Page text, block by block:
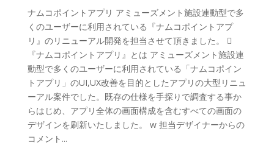
ナムコポイントアプリ アミューズメント施設連動型で多
くのユーザーに利用されている『ナムコポイントアプ
リ』のリニューアル開発を担当させて頂きました。 
『ナムコポイントアプリ』とは アミューズメント施設連
動型で多くのユーザーに利用されている「ナムコポイン
トアプリ」のUI,UX改善を目的としたアプリの大型リニュ
ーアル案件でした。既存の仕様を手探りで調査する事か
らはじめ、アプリ全体の画面構成を含むすべての画面の
デザインを刷新いたしました。 w 担当デザイナーからの
コメント...